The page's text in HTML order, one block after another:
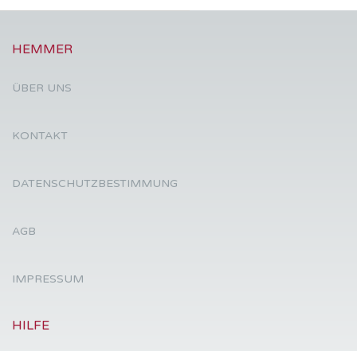
HEMMER
ÜBER UNS
KONTAKT
DATENSCHUTZBESTIMMUNG
AGB
IMPRESSUM
HILFE